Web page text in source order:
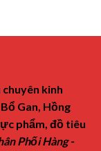
kinh
Gan, Hồng
phẩm, đồ tiêu
Phối Hàng -